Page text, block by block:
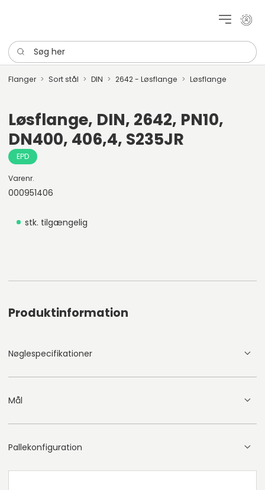
Mit
Søg her
Flanger Sort stål DIN 2642 - Løsflange Løsflange
Løsflange, DIN, 2642, PN10,
DN400, 406,4, S235JR
EPD
Varenr.
000951406
stk. tilgængelig
Produktinformation
Nøglespecifikationer
Mål
Pallekonfiguration